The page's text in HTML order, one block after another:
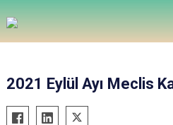
2021 Eylül Ayı Meclis